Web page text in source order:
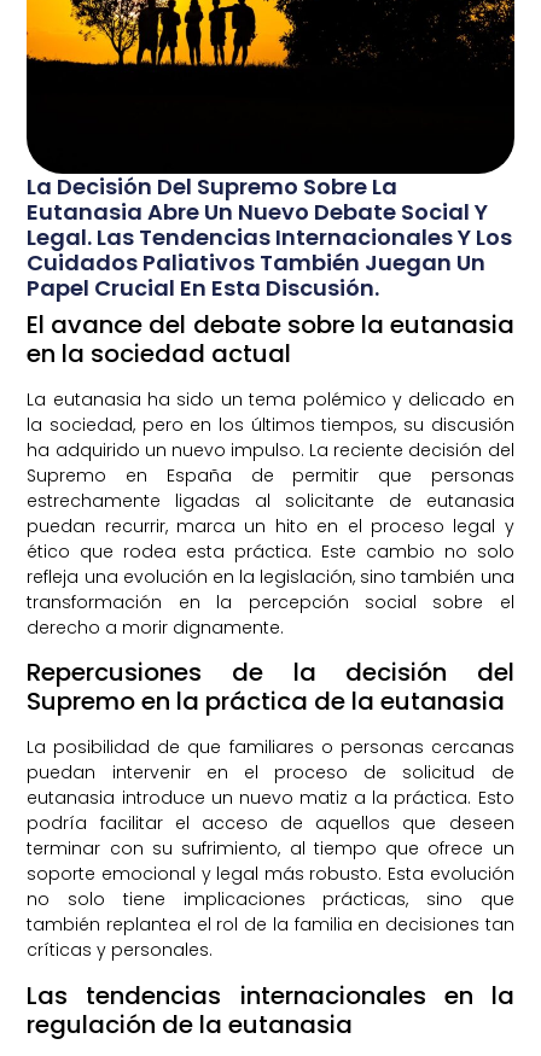
La Decisión Del Supremo Sobre La
Eutanasia Abre Un Nuevo Debate Social Y
Legal. Las Tendencias Internacionales Y Los
Cuidados Paliativos También Juegan Un
Papel Crucial En Esta Discusión.
El avance del debate sobre la eutanasia
en la sociedad actual
La eutanasia ha sido un tema polémico y delicado en
la sociedad, pero en los últimos tiempos, su discusión
ha adquirido un nuevo impulso. La reciente decisión del
Supremo en España de permitir que personas
estrechamente ligadas al solicitante de eutanasia
puedan recurrir, marca un hito en el proceso legal y
ético que rodea esta práctica. Este cambio no solo
refleja una evolución en la legislación, sino también una
transformación en la percepción social sobre el
derecho a morir dignamente.
Repercusiones de la decisión del
Supremo en la práctica de la eutanasia
La posibilidad de que familiares o personas cercanas
puedan intervenir en el proceso de solicitud de
eutanasia introduce un nuevo matiz a la práctica. Esto
podría facilitar el acceso de aquellos que deseen
terminar con su sufrimiento, al tiempo que ofrece un
soporte emocional y legal más robusto. Esta evolución
no solo tiene implicaciones prácticas, sino que
también replantea el rol de la familia en decisiones tan
críticas y personales.
Las tendencias internacionales en la
regulación de la eutanasia